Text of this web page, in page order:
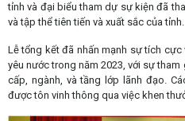
tỉnh và đại biểu tham dự sự kiện đã
và tập thể tiên tiến và xuất sắc của tỉnh.
Lễ tổng kết đã nhấn mạnh sự tích
yêu nước trong năm 2023, với sự
cấp, ngành, và tầng lớp lãnh đạo.
được tôn vinh thông qua việc khen